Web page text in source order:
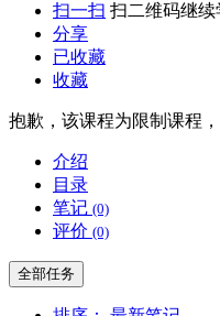
扫一扫 扫二维码继
分享
已收藏
收藏
抱歉，该课程为限制课程
介绍
目录
笔记 (0)
评价 (0)
全部任务